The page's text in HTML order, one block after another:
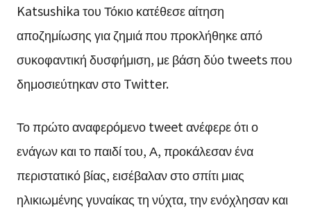
Katsushika του Τόκιο κατέθεσε αίτηση
αποζημίωσης για ζημιά που προκλήθηκε από
συκοφαντική δυσφήμιση, με βάση δύο tweets που
δημοσιεύτηκαν στο Twitter.
Το πρώτο αναφερόμενο tweet ανέφερε ότι ο
ενάγων και το παιδί του, Α, προκάλεσαν ένα
περιστατικό βίας, εισέβαλαν στο σπίτι μιας
ηλικιωμένης γυναίκας τη νύχτα, την ενόχλησαν και